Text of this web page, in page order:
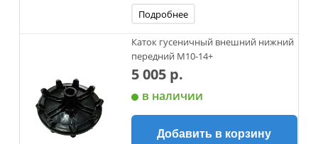
Подробнее
Каток гусеничный внешний нижний
передний М10-14+
5 005 р.
в наличии
Добавить в корзину